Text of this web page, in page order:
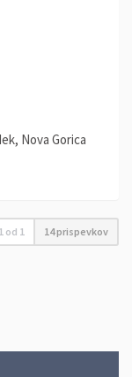
Nova Gorica
1 od 1 14 prispevkov